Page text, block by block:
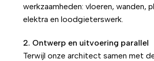
werkzaamheden: vloeren, wanden,
elektra en loodgieterswerk.
2. Ontwerp en uitvoering parallel
Terwijl onze architect samen met